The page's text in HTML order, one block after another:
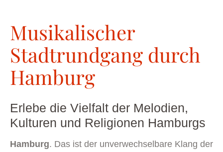
Musikalischer
Stadtrundgang durch
Hamburg
Erlebe die Vielfalt der Melodien,
Kulturen und Religionen Hamburgs
Hamburg. Das ist der unverwechselbare Klang der